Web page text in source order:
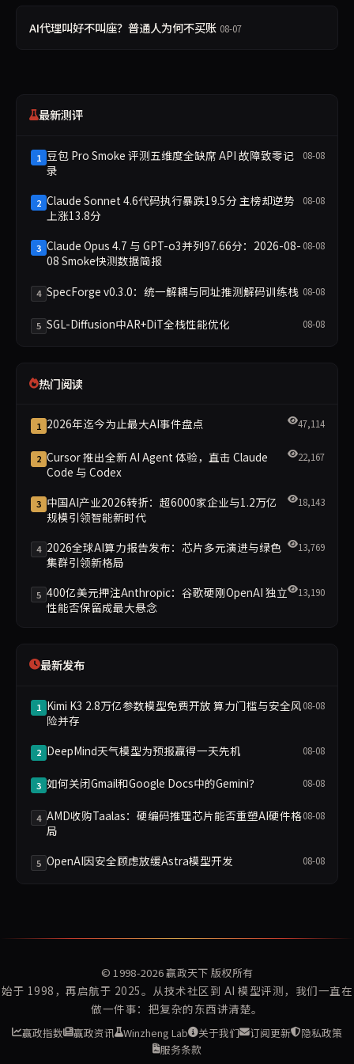
AI代理叫好不叫座？普通人为何不买账 08-07
最新测评
1 豆包 Pro Smoke 评测五维度全缺席 API 故障致零记
录
08-08
2 Claude Sonnet 4.6代码执行暴跌19.5分 主榜却逆势
上涨13.8分
08-08
3 Claude Opus 4.7 与 GPT-o3并列97.66分：2026-08-
08 Smoke快测数据简报
08-08
4 SpecForge v0.3.0：统一解耦与同址推测解码训练栈 08-08
5 SGL-Diffusion中AR+DiT全栈性能优化 08-08
热门阅读
1 2026年迄今为止最大AI事件盘点 47,114
2 Cursor 推出全新 AI Agent 体验，直击 Claude
Code 与 Codex
22,167
3 中国AI产业2026转折：超6000家企业与1.2万亿
规模引领智能新时代
18,143
4 2026全球AI算力报告发布：芯片多元演进与绿色
集群引领新格局
13,769
5 400亿美元押注Anthropic：谷歌硬刚OpenAI 独立
性能否保留成最大悬念
13,190
最新发布
1 Kimi K3 2.8万亿参数模型免费开放 算力门槛与安全风
险并存
08-08
2 DeepMind天气模型为预报赢得一天先机 08-08
3 如何关闭Gmail和Google Docs中的Gemini？ 08-08
4 AMD收购Taalas：硬编码推理芯片能否重塑AI硬件格
局
08-08
5 OpenAI因安全顾虑放缓Astra模型开发 08-08
© 1998-2026赢政天下 版权所有
始于 1998，再启航于 2025。从技术社区到 AI 模型评测，我们一直在
做一件事：把复杂的东西讲清楚。
赢政指数 赢政资讯 Winzheng Lab 关于我们 订阅更新
隐私政策
服务条款